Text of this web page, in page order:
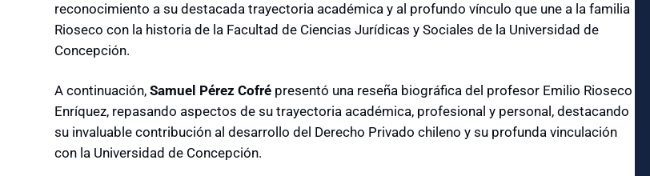
reconocimiento a su destacada trayectoria académica y al profundo vínculo que une a la familia
Rioseco con la historia de la Facultad de Ciencias Jurídicas y Sociales de la Universidad de
Concepción.
A continuación, Samuel Pérez Cofré presentó una reseña biográfica del profesor Emilio Rioseco
Enríquez, repasando aspectos de su trayectoria académica, profesional y personal, destacando
su invaluable contribución al desarrollo del Derecho Privado chileno y su profunda vinculación
con la Universidad de Concepción.